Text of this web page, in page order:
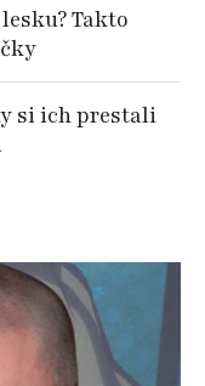
Takto
si ich prestali